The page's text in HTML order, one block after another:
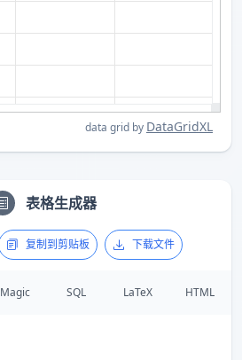
data grid by DataGridXL
表格生成器
复制到剪贴板 下载文件
Magic SQL LaTeX HTML